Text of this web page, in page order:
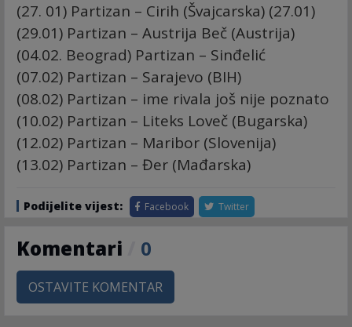
(27. 01) Partizan – Cirih (Švajcarska) (27.01)
(29.01) Partizan – Austrija Beč (Austrija)
(04.02. Beograd) Partizan – Sinđelić
(07.02) Partizan – Sarajevo (BIH)
(08.02) Partizan – ime rivala još nije poznato
(10.02) Partizan – Liteks Loveč (Bugarska)
(12.02) Partizan – Maribor (Slovenija)
(13.02) Partizan – Đer (Mađarska)
Podijelite vijest: Facebook Twitter
Komentari 0
OSTAVITE KOMENTAR